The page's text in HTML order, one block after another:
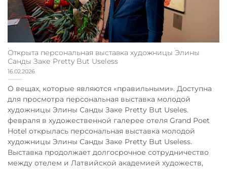
Открыта персональная выставка художницы Элины
Санды Заке Pretty But Useless
16.02.2026
О вещах, которые являются «правильными». Доступна
для просмотра персональная выставка молодой
художницы Элины Санды Заке Pretty But Useles.
февраля в художественной галерее отеля Grand Poet
Hotel открылась персональная выставка молодой
художницы Элины Санды Заке Pretty But Useless.
Выставка продолжает долгосрочное сотрудничество
между отелем и Латвийской академией художеств,